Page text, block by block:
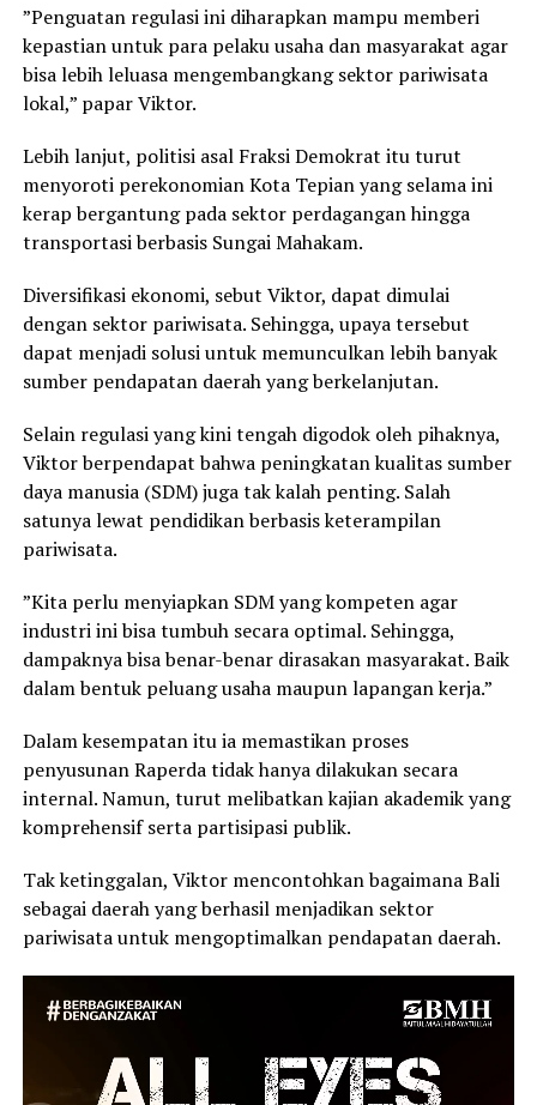
”Penguatan regulasi ini diharapkan mampu memberi
kepastian untuk para pelaku usaha dan masyarakat agar
bisa lebih leluasa mengembangkang sektor pariwisata
lokal,” papar Viktor.
Lebih lanjut, politisi asal Fraksi Demokrat itu turut
menyoroti perekonomian Kota Tepian yang selama ini
kerap bergantung pada sektor perdagangan hingga
transportasi berbasis Sungai Mahakam.
Diversifikasi ekonomi, sebut Viktor, dapat dimulai
dengan sektor pariwisata. Sehingga, upaya tersebut
dapat menjadi solusi untuk memunculkan lebih banyak
sumber pendapatan daerah yang berkelanjutan.
Selain regulasi yang kini tengah digodok oleh pihaknya,
Viktor berpendapat bahwa peningkatan kualitas sumber
daya manusia (SDM) juga tak kalah penting. Salah
satunya lewat pendidikan berbasis keterampilan
pariwisata.
”Kita perlu menyiapkan SDM yang kompeten agar
industri ini bisa tumbuh secara optimal. Sehingga,
dampaknya bisa benar-benar dirasakan masyarakat. Baik
dalam bentuk peluang usaha maupun lapangan kerja.”
Dalam kesempatan itu ia memastikan proses
penyusunan Raperda tidak hanya dilakukan secara
internal. Namun, turut melibatkan kajian akademik yang
komprehensif serta partisipasi publik.
Tak ketinggalan, Viktor mencontohkan bagaimana Bali
sebagai daerah yang berhasil menjadikan sektor
pariwisata untuk mengoptimalkan pendapatan daerah.